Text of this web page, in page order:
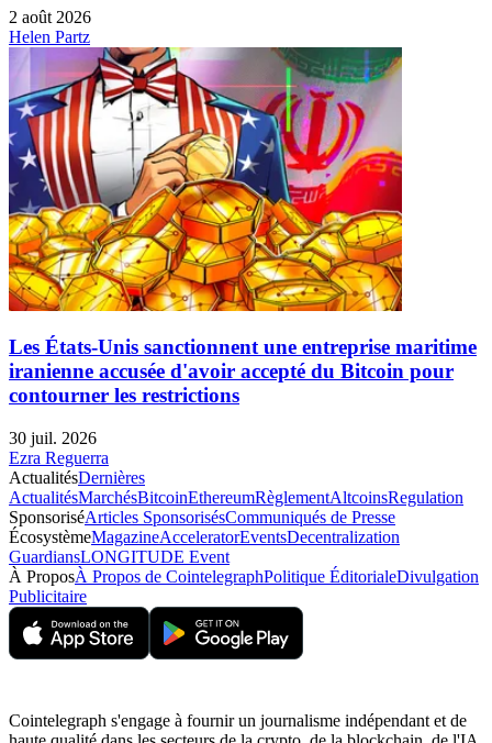
2 août 2026
Helen Partz
Les États-Unis sanctionnent une entreprise maritime
iranienne accusée d'avoir accepté du Bitcoin pour
contourner les restrictions
30 juil. 2026
Ezra Reguerra
ActualitésDernières
ActualitésMarchésBitcoinEthereumRèglementAltcoinsRegulation
SponsoriséArticles SponsorisésCommuniqués de Presse
ÉcosystèmeMagazineAcceleratorEventsDecentralization
GuardiansLONGITUDE Event
À ProposÀ Propos de CointelegraphPolitique ÉditorialeDivulgation
Publicitaire
Cointelegraph s'engage à fournir un journalisme indépendant et de